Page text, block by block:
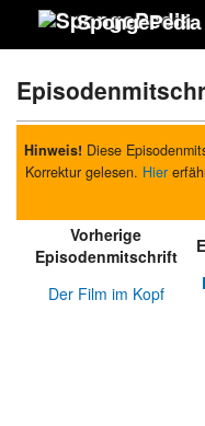
SpongePedia
Hinweis! Diese
Korrektur gelesen. Hier
Vorherige
Episodenmitschrift
Der Film im Kopf